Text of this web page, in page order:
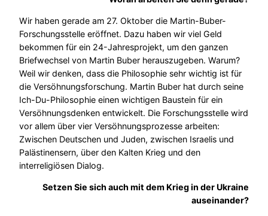
Wir haben gerade am 27. Oktober die Martin-Buber-
Forschungsstelle eröffnet. Dazu haben wir viel Geld
bekommen für ein 24-Jahresprojekt, um den ganzen
Briefwechsel von Martin Buber herauszugeben. Warum?
Weil wir denken, dass die Philosophie sehr wichtig ist für
die Versöhnungsforschung. Martin Buber hat durch seine
Ich-Du-Philosophie einen wichtigen Baustein für ein
Versöhnungsdenken entwickelt. Die Forschungsstelle wird
vor allem über vier Versöhnungsprozesse arbeiten:
Zwischen Deutschen und Juden, zwischen Israelis und
Palästinensern, über den Kalten Krieg und den
interreligiösen Dialog.
Setzen Sie sich auch mit dem Krieg in der Ukraine
auseinander?